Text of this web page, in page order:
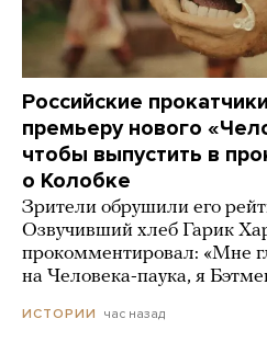
Российские
премьеру нового
чтобы выпустить в
о Колобке
Зрители обрушили его
Озвучивший хлеб Гарик
прокомментировал: «Мне
на Человека-паука, я
ИСТОРИИ час назад